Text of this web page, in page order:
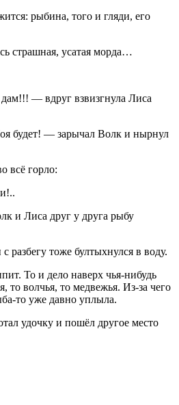
рыбина, того и гляди, его
страшная, усатая морда…
— вдруг взвизгнула Лиса
будет! — зарычал Волк и нырнул
всё горло:
и Лиса друг у друга рыбу
разбегу тоже бултыхнулся в воду.
То и дело наверх чья-нибудь
то волчья, то медвежья. Из-за чего
то уже давно уплыла.
удочку и пошёл другое место